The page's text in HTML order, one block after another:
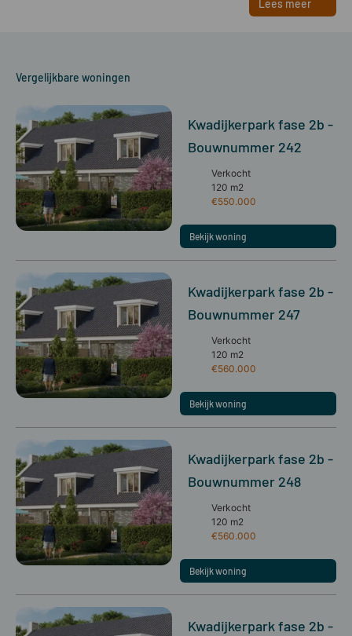
Lees meer
Vergelijkbare woningen
Kwadijkerpark fase 2b -
Bouwnummer 242
Verkocht
120 m2
€550.000
Bekijk woning
Kwadijkerpark fase 2b -
Bouwnummer 247
Verkocht
120 m2
€560.000
Bekijk woning
Kwadijkerpark fase 2b -
Bouwnummer 248
Verkocht
120 m2
€560.000
Bekijk woning
Kwadijkerpark fase 2b -